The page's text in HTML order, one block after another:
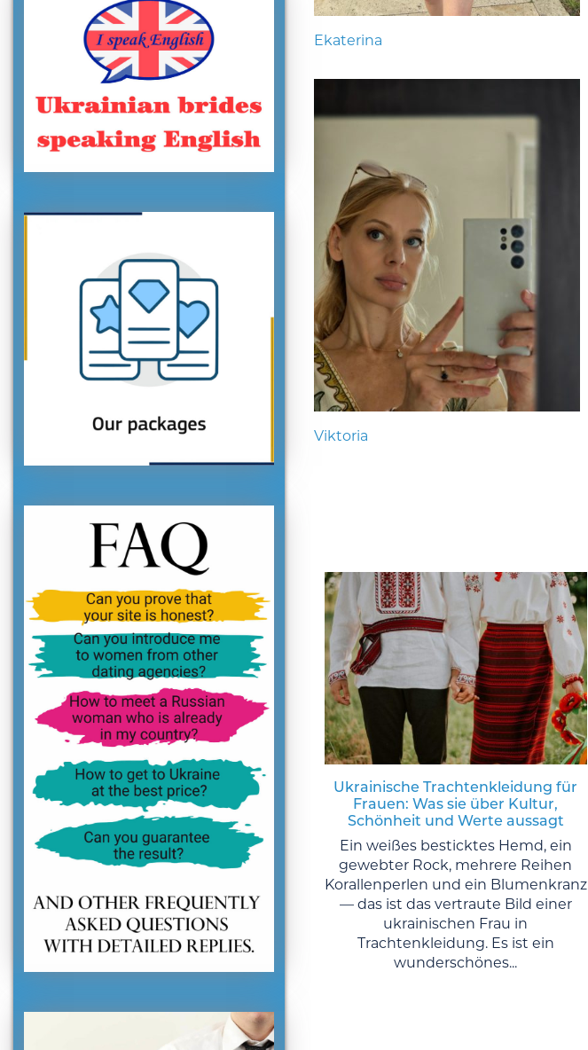
Ekaterina
Viktoria
Ukrainische Trachtenkleidung für
Frauen: Was sie über Kultur,
Schönheit und Werte aussagt
Ein weißes besticktes Hemd, ein
gewebter Rock, mehrere Reihen
Korallenperlen und ein Blumenkranz
— das ist das vertraute Bild einer
ukrainischen Frau in
Trachtenkleidung. Es ist ein
wunderschönes...